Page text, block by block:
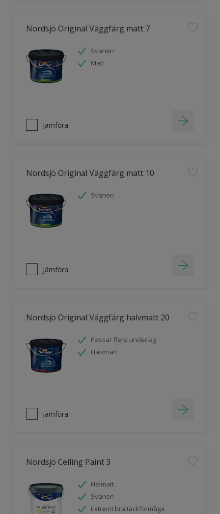
Nordsjö Original Väggfärg matt 7
Svanen
Matt
Jämföra
Nordsjö Original Väggfärg matt 10
Svanen
Jämföra
Nordsjö Original Väggfärg halvmatt 20
Passar flera underlag
Halvmatt
Jämföra
Nordsjö Ceiling Paint 3
Helmatt
Svanen
Extremt bra täckförmåga